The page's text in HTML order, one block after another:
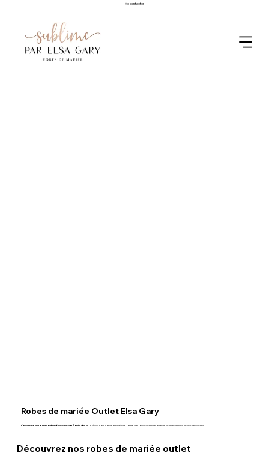
Me contacter
Robes de mariée Outlet Elsa Gary
Craquez pour une robe d'exception à prix doux !Découvrez nos modèles uniques : prototypes, robes d'essayage et de shooting.
Découvrez nos robes de mariée outlet